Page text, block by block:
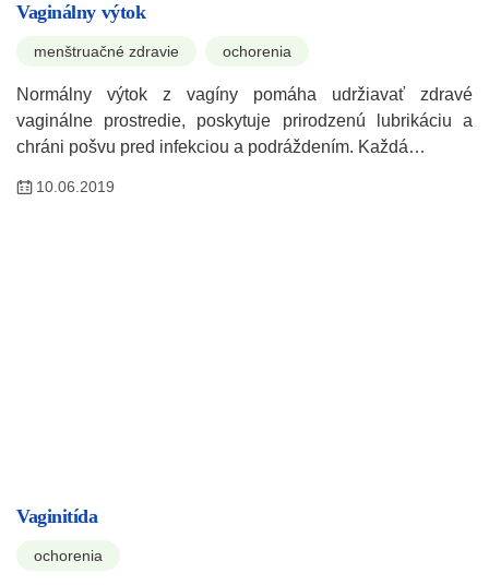
Vaginálny výtok
menštruačné zdravie ochorenia
Normálny výtok z vagíny pomáha udržiavať zdravé
vaginálne prostredie, poskytuje prirodzenú lubrikáciu a
chráni pošvu pred infekciou a podráždením. Každá…
10.06.2019
Vaginitída
ochorenia